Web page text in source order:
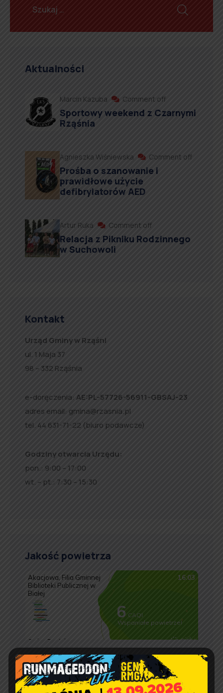
Aktualności
Marcin Kazuba Comment off
Sportowy weekend z Czarnymi
Rząśnia
Agnieszka Wiśniewska Comment off
Prośba o szanowanie i
prawidłowe użycie
defibrylatorów AED
Artur Ruka Comment off
Relacja z Pikniku Rodzinnego
w Suchowoli
Kontakt
Urząd Gminy w Rząśni
ul. 1 Maja 37
98 – 332 Rząśnia
e-doręczenia: AE:PL-57726-56911-GBSAJ-23
adres email: gmina@rzasnia.pl
tel. 44 631-71-22 (biuro podawcze)
Godziny otwarcia Urzędu:
pon.: 9:00 – 17:00
wt. – pt.: 7:30 – 15:30
Jakość powietrza